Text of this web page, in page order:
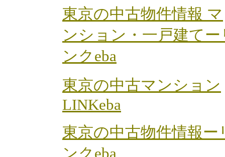
東京の中古物件情報 マ
ンション・一戸建てー
ンクeba
東京の中古マンション
LINKeba
東京の中古物件情報ー
ンクeba